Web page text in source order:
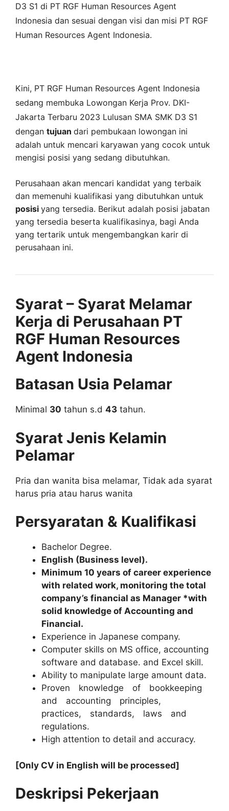
D3 S1 di PT RGF Human Resources Agent
Indonesia dan sesuai dengan visi dan misi PT RGF
Human Resources Agent Indonesia.
Kini, PT RGF Human Resources Agent Indonesia
sedang membuka Lowongan Kerja Prov. DKI-
Jakarta Terbaru 2023 Lulusan SMA SMK D3 S1
dengan tujuan dari pembukaan lowongan ini
adalah untuk mencari karyawan yang cocok untuk
mengisi posisi yang sedang dibutuhkan.
Perusahaan akan mencari kandidat yang terbaik
dan memenuhi kualifikasi yang dibutuhkan untuk
posisi yang tersedia. Berikut adalah posisi jabatan
yang tersedia beserta kualifikasinya, bagi Anda
yang tertarik untuk mengembangkan karir di
perusahaan ini.
Syarat – Syarat Melamar
Kerja di Perusahaan PT
RGF Human Resources
Agent Indonesia
Batasan Usia Pelamar
Minimal 30 tahun s.d 43 tahun.
Syarat Jenis Kelamin
Pelamar
Pria dan wanita bisa melamar, Tidak ada syarat
harus pria atau harus wanita
Persyaratan & Kualifikasi
Bachelor Degree.
English (Business level).
Minimum 10 years of career experience
with related work, monitoring the total
company’s financial as Manager *with
solid knowledge of Accounting and
Financial.
Experience in Japanese company.
Computer skills on MS office, accounting
software and database. and Excel skill.
Ability to manipulate large amount data.
Proven knowledge of bookkeeping
and accounting principles,
practices, standards, laws and
regulations.
High attention to detail and accuracy.
[Only CV in English will be processed]
Deskripsi Pekerjaan